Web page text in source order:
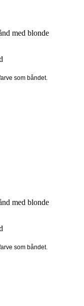
med blonde
som båndet.
med blonde
som båndet.